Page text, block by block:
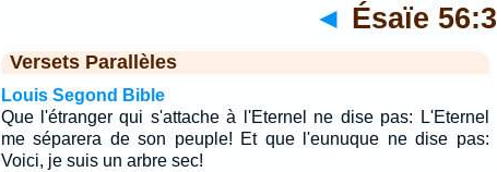
◄ Ésaïe 56:3
Versets Parallèles
Louis Segond Bible
Que l'étranger qui s'attache à l'Eternel ne dise pas: L'Eternel
me séparera de son peuple! Et que l'eunuque ne dise pas:
Voici, je suis un arbre sec!